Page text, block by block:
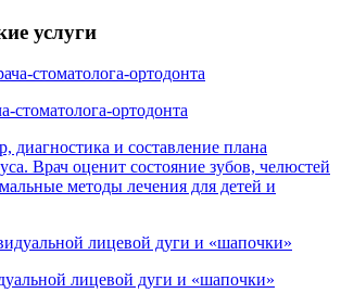
услуги
стоматолога-ортодонта
диагностика и составление плана
Врач оценит состояние зубов, челюстей
методы лечения для детей и
лицевой дуги и «шапочки»